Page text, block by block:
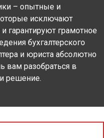
– опытные и
исключают
гарантируют грамотное
бухгалтерского
и юриста абсолютно
вам разобраться в
решение.